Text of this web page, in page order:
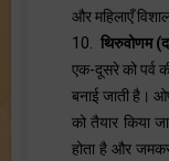
और महिलाएँ
10. थिरुवोणम
एक-दूसरे को पर्व
बनाई जाती है।
को तैयार किया
होता है और